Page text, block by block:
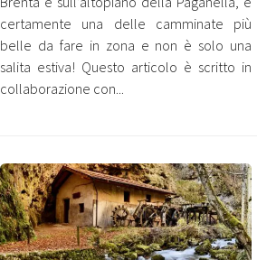
certamente una delle camminate più
belle da fare in zona e non è solo una
salita estiva! Questo articolo è scritto in
collaborazione con...